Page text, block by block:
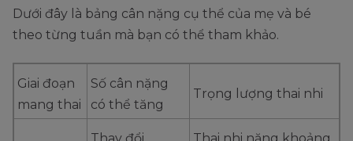
Dưới đây là bảng cân nặng cụ thể của mẹ và bé
theo từng tuần mà bạn có thể tham khảo.
Giai đoạn
mang thai
Số cân nặng
có thể tăng
Trọng lượng thai nhi